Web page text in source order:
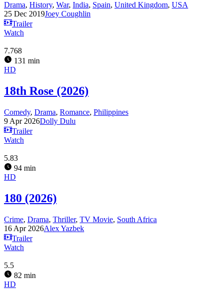
Drama, History, War, India, Spain, United Kingdom, USA
25 Dec 2019Joey Coughlin
Trailer
Watch
7.768
131 min
HD
18th Rose (2026)
Comedy, Drama, Romance, Philippines
9 Apr 2026Dolly Dulu
Trailer
Watch
5.83
94 min
HD
180 (2026)
Crime, Drama, Thriller, TV Movie, South Africa
16 Apr 2026Alex Yazbek
Trailer
Watch
5.5
82 min
HD